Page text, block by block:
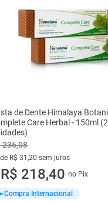
de Dente Himalaya
Care Herbal - 150ml (2
236,08
R$ 31,20 sem juros
de R$ 31,20 sem juros
R$ 218,40 no Pix
Compra Internacional